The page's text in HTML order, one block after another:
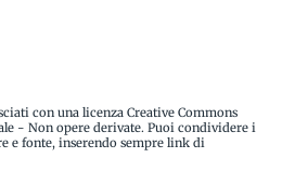
con una licenza Creative Commons
- Non opere derivate. Puoi condividere i
e fonte, inserendo sempre link di